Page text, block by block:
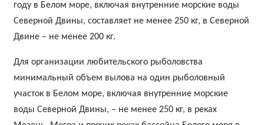
году в Белом море, включая внутренние морские воды
Северной Двины, составляет не менее 250 кг, в Северной
Двине – не менее 200 кг.
Для организации любительского рыболовства
минимальный объем вылова на один рыболовный
участок в Белом море, включая внутренние морские
воды Северной Двины, – не менее 250 кг, в реках